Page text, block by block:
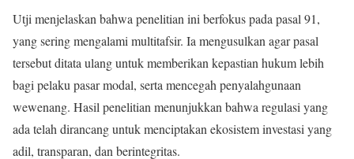
Utji menjelaskan bahwa penelitian ini berfokus pada pasal 91,
yang sering mengalami multitafsir. Ia mengusulkan agar pasal
tersebut ditata ulang untuk memberikan kepastian hukum lebih
bagi pelaku pasar modal, serta mencegah penyalahgunaan
wewenang. Hasil penelitian menunjukkan bahwa regulasi yang
ada telah dirancang untuk menciptakan ekosistem investasi yang
adil, transparan, dan berintegritas.